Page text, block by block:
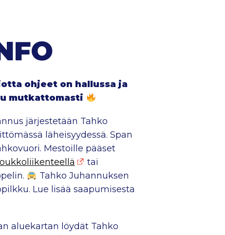
ohjeet on hallussa ja
mutkattomasti
järjestetään Tahko
läheisyydessä. Span
Mestoille pääset
tai
Tahko Juhannuksen
Lue lisää saapumisesta
aluekartan löydät Tahko